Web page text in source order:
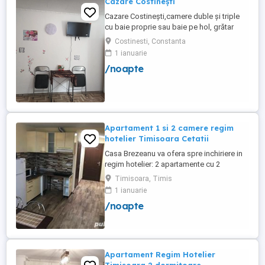
Cazare Costinești,camere duble și triple
cu baie proprie sau baie pe hol, grătar
frigider curte,parcare proprie , prețuri
începând de la 150 lei pe noapte,telefon
Costinesti, Constanta
1 ianuarie
/noapte
Apartament 1 si 2 camere regim
hotelier Timisoara Cetatii
Casa Brezeanu va ofera spre inchiriere in
regim hotelier: 2 apartamente cu 2
dormitoare, baie si bucatarie proprie. (4
locuri cazare in fiecare apartament) 1
apartament cu 1 dormitor, baie si
bucatarie proprie. (3 locuri cazare) Fiecare
Timisoara, Timis
1 ianuarie
/noapte
Apartament Regim Hotelier